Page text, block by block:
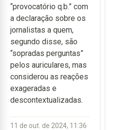
“provocatório q.b.” com
a declaração sobre os
jornalistas a quem,
segundo disse, são
“sopradas perguntas”
pelos auriculares, mas
considerou as reações
exageradas e
descontextualizadas.
11 de out. de 2024, 11:36